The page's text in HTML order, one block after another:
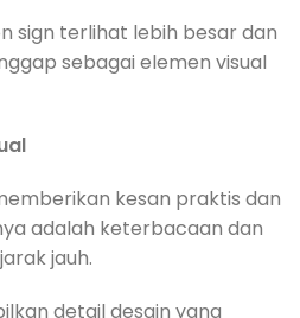
sign terlihat lebih besar dan
sebagai elemen visual
kesan praktis dan
adalah keterbacaan dan
jauh.
detail desain yang